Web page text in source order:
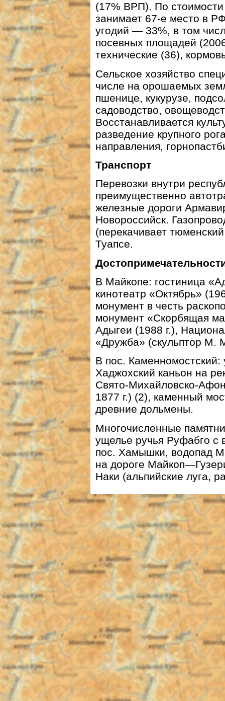
(17% ВРП). По стоимости
занимает 67-е место в
угодий — 33%, в том
посевных площадей
технические (36),
Сельское хозяйство
числе на орошаемых
пшенице, кукурузе,
садоводство,
Восстанавливается
разведение крупного
направления,
Транспорт
Перевозки внутри
преимущественно
железные дороги
Новороссийск.
(перекачивает
Туапсе.
В Майкопе: гостиница
кинотеатр «Октябрь»
монумент в честь
монумент «Скорбящая
Адыгеи (1988 г.),
«Дружба» (скульптор М.
В пос. Каменномостский:
Хаджохский каньон на
Свято-Михайловско-
1877 г.) (2), каменный
древние дольмены.
Многочисленные
ущелье ручья Руфабго с
пос. Хамышки, водопад
на дороге
Наки (альпийские луга,